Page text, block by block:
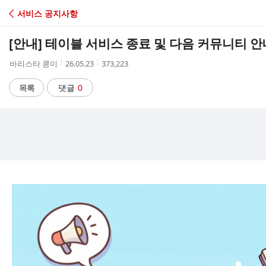
C
A
서비스 공지사항
[안내] 테이블 서비스 종료 및 다음 커뮤니티 안
작
자
바리스타 콩이
작
시
간
26.05.23
조
373,223
목록 댓글 0